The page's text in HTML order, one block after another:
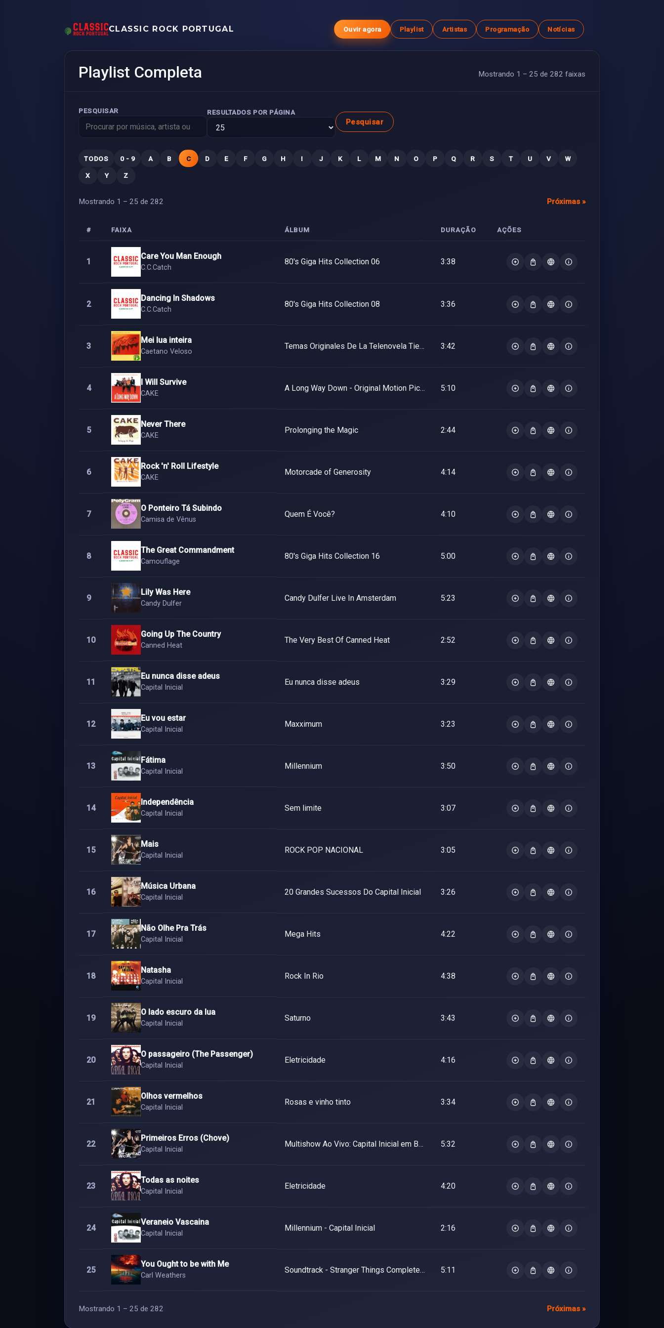
CLASSIC ROCK PORTUGAL Ouvir agora Playlist Artistas Programação Notícias
Playlist Completa Mostrando 1 – 25 de 282 faixas
PESQUISAR RESULTADOS POR PÁGINA
Pesquisar
TODOS 0 - 9 A B C D E F G H I J K L M N O P Q R S T U V W
X Y Z
Mostrando 1 – 25 de 282 Próximas »
# FAIXA ÁLBUM DURAÇÃO AÇÕES
1
Care You Man Enough
C.C.Catch
80's Giga Hits Collection 06 3:38
2
Dancing In Shadows
C.C.Catch
80's Giga Hits Collection 08 3:36
3
Mei lua inteira
Caetano Veloso
Temas Originales De La Telenovela Tieta (1992 CD) (CDITV-470520) (DR13) 3:42
4
I Will Survive
CAKE
A Long Way Down - Original Motion Picture Soundtrack 5:10
5
Never There
CAKE
Prolonging the Magic 2:44
6
Rock 'n' Roll Lifestyle
CAKE
Motorcade of Generosity 4:14
7
O Ponteiro Tá Subindo
Camisa de Vênus
Quem É Você? 4:10
8
The Great Commandment
Camouflage
80's Giga Hits Collection 16 5:00
9
Lily Was Here
Candy Dulfer
Candy Dulfer Live In Amsterdam 5:23
10
Going Up The Country
Canned Heat
The Very Best Of Canned Heat 2:52
11
Eu nunca disse adeus
Capital Inicial
Eu nunca disse adeus 3:29
12
Eu vou estar
Capital Inicial
Maxximum 3:23
13
Fátima
Capital Inicial
Millennium 3:50
14
Independência
Capital Inicial
Sem limite 3:07
15
Mais
Capital Inicial
ROCK POP NACIONAL 3:05
16
Música Urbana
Capital Inicial
20 Grandes Sucessos Do Capital Inicial 3:26
17
Não Olhe Pra Trás
Capital Inicial
Mega Hits 4:22
18
Natasha
Capital Inicial
Rock In Rio 4:38
19
O lado escuro da lua
Capital Inicial
Saturno 3:43
20
O passageiro (The Passenger)
Capital Inicial
Eletricidade 4:16
21
Olhos vermelhos
Capital Inicial
Rosas e vinho tinto 3:34
22
Primeiros Erros (Chove)
Capital Inicial
Multishow Ao Vivo: Capital Inicial em Brasília 5:32
23
Todas as noites
Capital Inicial
Eletricidade 4:20
24
Veraneio Vascaina
Capital Inicial
Millennium - Capital Inicial 2:16
25
You Ought to be with Me
Carl Weathers
Soundtrack - Stranger Things Complete Unofficial (3 Seasons) 5:11
Mostrando 1 – 25 de 282 Próximas »